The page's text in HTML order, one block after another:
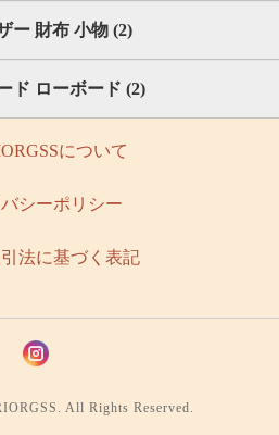
ー 財布 小物 (2)
ド ローボード (2)
について
シーポリシー
法に基づく表記
All Rights Reserved.